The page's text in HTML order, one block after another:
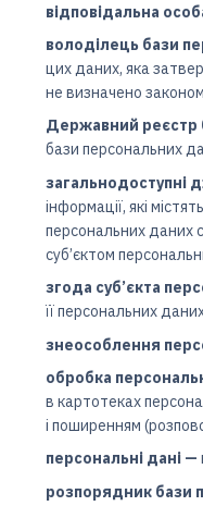
відповідальна
володілець бази
цих даних, яка
не визначено
Державний реєстр
бази персональних
загальнодоступні
інформації, які
персональних даних
суб’єктом
згода суб’єкта
її персональних
знеособлення
обробка
в картотеках
і поширенням
персональні дані —
розпорядник бази